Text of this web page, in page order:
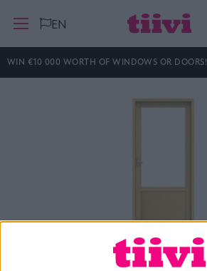
EN
WIN €10 000 WORTH OF WINDOWS OR DOORS!